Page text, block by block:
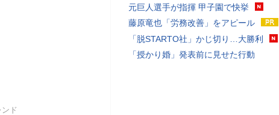
ンド
元巨人選手が指揮 甲子園で快挙
藤原竜也「労務改善」をアピール
「脱STARTO社」かじ切り…大勝利
「授かり婚」発表前に見せた行動